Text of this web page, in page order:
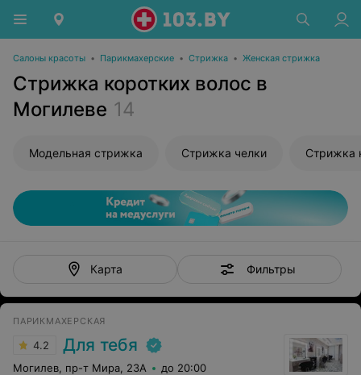
Салоны красоты • Парикмахерские • Стрижка • Женская стрижка
Стрижка коротких волос в
Могилеве 14
Модельная стрижка Стрижка челки Стрижка
Карта Фильтры
ПАРИКМАХЕРСКАЯ
4.2 Для тебя
Могилев, пр-т Мира, 23А до 20:00